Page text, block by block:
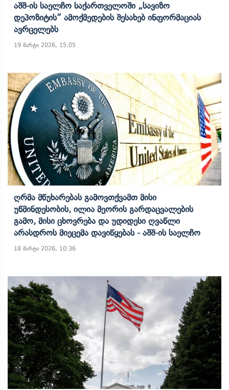
Აშშ-Ის Საელჩო Საქართველოში „სავიზო
Დეპოზიტის” Ამოქმედების Შესახებ Ინფორმაციას
Ავრცელებს
19 მარტი 2026, 15:05
Ღრმა Მწუხარებას Გამოვთქვამთ Მისი
Უწმინდესობის, Ილია Მეორის Გარდაცვალების
Გამო, Მისი Ცხოვრება Და Უდიდესი Ღვაწლი
Არასდროს Მიეცემა Დავიწყებას - Აშშ-Ის Საელჩო
18 მარტი 2026, 10:36